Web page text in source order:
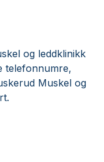
og leddklinikk
telefonnumre,
Muskel og